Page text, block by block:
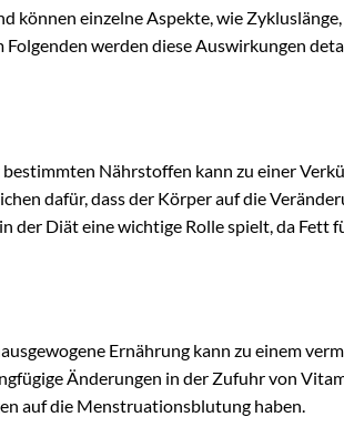
können einzelne Aspekte, wie Zykluslänge,
werden diese Auswirkungen
Nährstoffen kann zu einer
dafür, dass der Körper auf die
der Diät eine wichtige Rolle spielt, da Fett
Ernährung kann zu einem
Änderungen in der Zufuhr von
auf die Menstruationsblutung haben.